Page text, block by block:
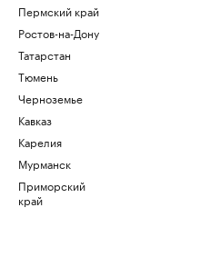
Пермский край
Ростов-на-Дону
Татарстан
Тюмень
Черноземье
Кавказ
Карелия
Мурманск
Приморский
край